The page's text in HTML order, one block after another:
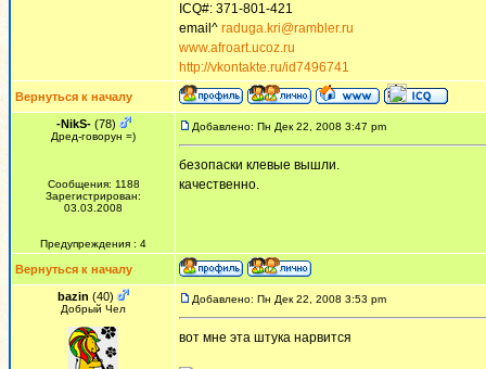
ICQ#: 371-801-421
email^ raduga.kri@rambler.ru
www.afroart.ucoz.ru
http://vkontakte.ru/id7496741
Вернуться к началу
-NikS-(78)
Дред-говорун =)
Сообщения: 1188
Зарегистрирован:
03.03.2008
Предупреждения : 4
Добавлено: Пн Дек 22, 2008 3:47 pm
безопаски клевые вышли.
качественно.
Вернуться к началу
bazin (40)
Добрый Чел
Добавлено: Пн Дек 22, 2008 3:53 pm
вот мне эта штука нарвится